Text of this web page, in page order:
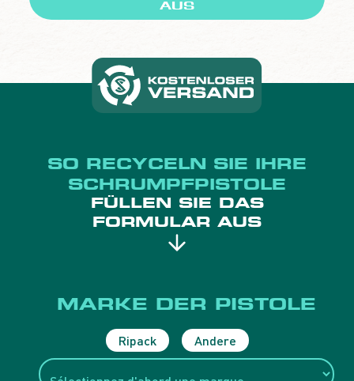
AUS
SO RECYCELN SIE IHRE
SCHRUMPFPISTOLE
FÜLLEN SIE DAS
FORMULAR AUS
MARKE DER PISTOLE
Ripack Andere